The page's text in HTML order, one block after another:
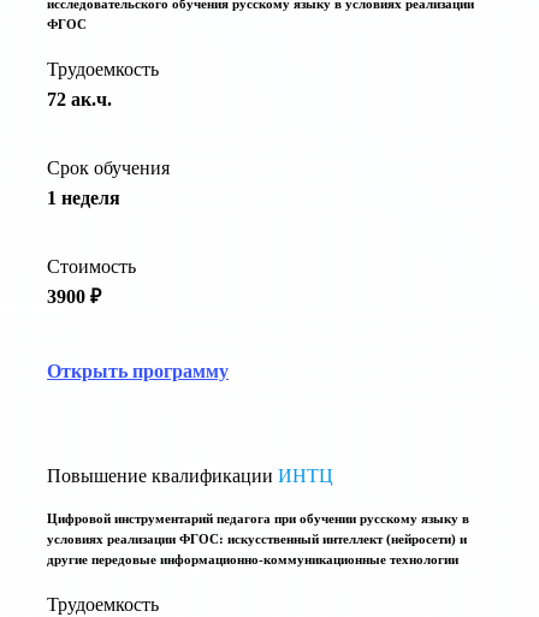
исследовательского обучения русскому языку в условиях реализации
ФГОС
Трудоемкость
72 ак.ч.
Срок обучения
1 неделя
Стоимость
3900 ₽
Открыть программу
Повышение квалификации ИНТЦ
Цифровой инструментарий педагога при обучении русскому языку в
условиях реализации ФГОС: искусственный интеллект (нейросети) и
другие передовые информационно-коммуникационные технологии
Трудоемкость